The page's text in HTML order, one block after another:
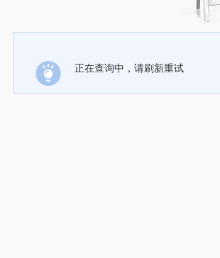
正在查询中，请刷新重试